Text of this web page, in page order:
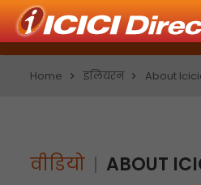
Home इलियरन About
वीडियो ABOUT